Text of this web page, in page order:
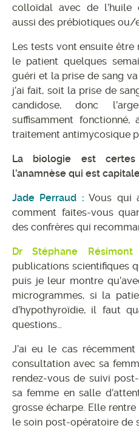
colloïdal avec de l’huile
aussi des prébiotiques ou/
Les tests vont ensuite être
le patient quelques
guéri et la prise de sang
j’ai fait, soit la prise de
candidose, donc
suffisamment
traitement antimycosique
La biologie est certes
l’anamnèse qui est
Jade Perraud : Vous qui
comment faites-vous
des confrères qui
Dr Stéphane
publications scientifiques
puis je leur montre
microgrammes, si la
d’hypothyroïdie, il faut
questions…
J’ai eu le cas
consultation avec sa
rendez-vous de suivi
sa femme en salle
grosse écharpe. Elle
le soin post-opératoire de